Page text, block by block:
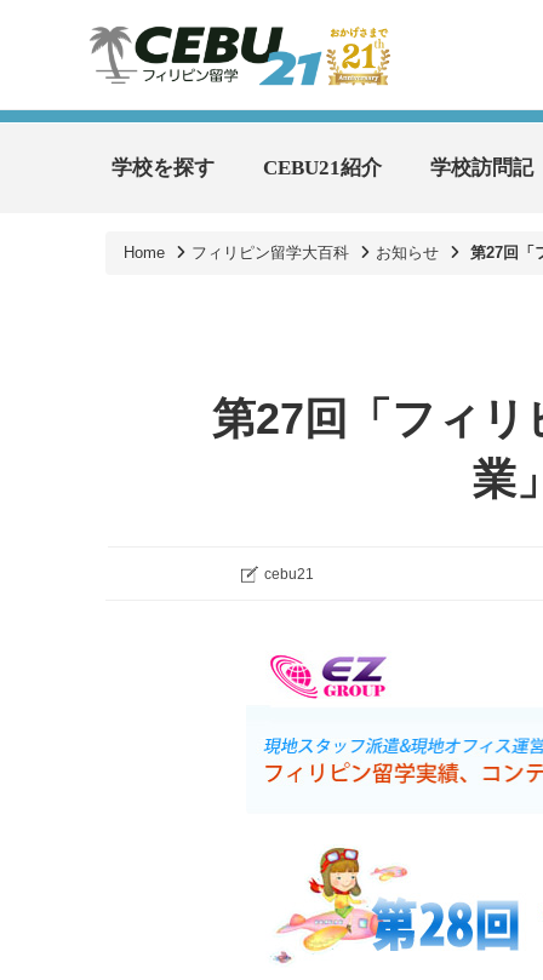
学校を探す CEBU21紹介 学校訪問記
Home フィリピン留学大百科 お知らせ 第27回「
第27回「フィリ
業
cebu21